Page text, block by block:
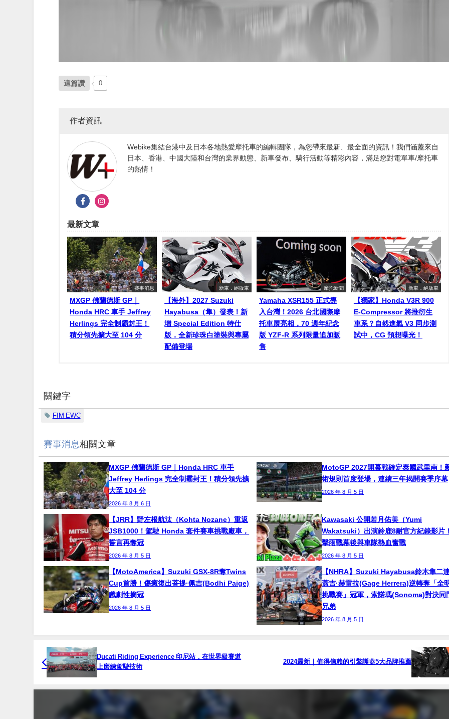
這篇讚 0
作者資訊
Webike集結台港中及日本各地熱愛摩托車的編輯團隊，為您帶來最新、最全面的資訊！我們涵蓋來自
日本、香港、中國大陸和台灣的業界動態、新車發布、騎行活動等精彩內容，滿足您對電單車/摩托車
的熱情！
最新文章
賽事消息
MXGP 佛蘭德斯 GP｜
Honda HRC 車手 Jeffrey
Herlings 完全制霸封王！
積分領先擴大至 104 分
新車．絕版車
【海外】2027 Suzuki
Hayabusa（隼）發表！新
增 Special Edition 特仕
版，全新珍珠白塗裝與專屬
配備登場
摩托新聞
Yamaha XSR155 正式導
入台灣！2026 台北國際摩
托車展亮相，70 週年紀念
版 YZF-R 系列限量追加販
售
新車．絕版車
【獨家】Honda V3R 900
E-Compressor 將推衍生
車系？自然進氣 V3 同步測
試中，CG 預想曝光！
關鍵字
FIM EWC
賽事消息相關文章
MXGP 佛蘭德斯 GP｜Honda HRC 車手
Jeffrey Herlings 完全制霸封王！積分領先擴
大至 104 分
2026 年 8 月 6 日
MotoGP 2027開幕戰確定泰國武里南！
術規則首度登場，連續三年揭開賽季序幕
2026 年 8 月 5 日
【JRR】野左根航汰（Kohta Nozane）重返
JSB1000！駕駛 Honda 套件賽車挑戰廠車，
誓言再奪冠
2026 年 8 月 5 日
Kawasaki 公開若月佑美（Yumi
Wakatsuki）出演鈴鹿8耐官方紀錄影片
擊雨戰幕後與車隊熱血奮戰
2026 年 8 月 5 日
【MotoAmerica】Suzuki GSX-8R奪Twins
Cup首勝！傷癒復出菩提·佩吉(Bodhi Paige)
戲劇性摘冠
2026 年 8 月 5 日
【NHRA】Suzuki Hayabusa鈴木隼二
蓋吉·赫雷拉(Gage Herrera)逆轉奪「全
挑戰賽」冠軍，索諾瑪(Sonoma)對決同
兄弟
2026 年 8 月 5 日
Ducati Riding Experience 印尼站，在世界級賽道
上磨練駕駛技術
2024最新｜值得信賴的引擎護蓋5大品牌推薦